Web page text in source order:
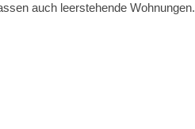
auch leerstehende Wohnungen.